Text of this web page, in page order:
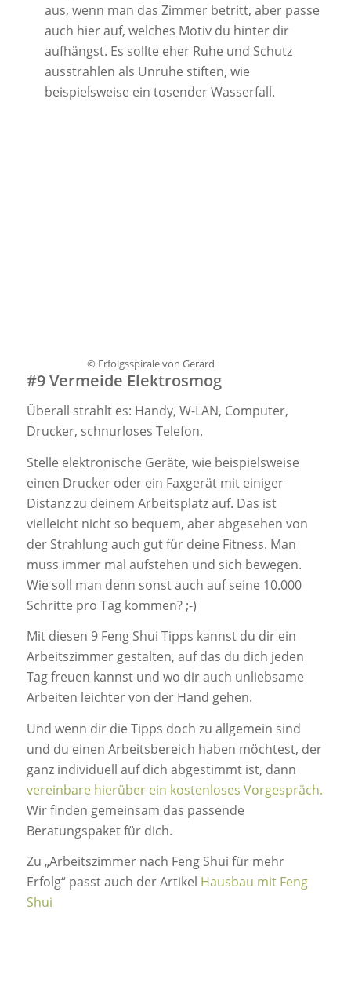
aus, wenn man das Zimmer betritt, aber passe
auch hier auf, welches Motiv du hinter dir
aufhängst. Es sollte eher Ruhe und Schutz
ausstrahlen als Unruhe stiften, wie
beispielsweise ein tosender Wasserfall.
© Erfolgsspirale von Gerard
#9 Vermeide Elektrosmog
Überall strahlt es: Handy, W-LAN, Computer,
Drucker, schnurloses Telefon.
Stelle elektronische Geräte, wie beispielsweise
einen Drucker oder ein Faxgerät mit einiger
Distanz zu deinem Arbeitsplatz auf. Das ist
vielleicht nicht so bequem, aber abgesehen von
der Strahlung auch gut für deine Fitness. Man
muss immer mal aufstehen und sich bewegen.
Wie soll man denn sonst auch auf seine 10.000
Schritte pro Tag kommen? ;-)
Mit diesen 9 Feng Shui Tipps kannst du dir ein
Arbeitszimmer gestalten, auf das du dich jeden
Tag freuen kannst und wo dir auch unliebsame
Arbeiten leichter von der Hand gehen.
Und wenn dir die Tipps doch zu allgemein sind
und du einen Arbeitsbereich haben möchtest, der
ganz individuell auf dich abgestimmt ist, dann
vereinbare hierüber ein kostenloses Vorgespräch.
Wir finden gemeinsam das passende
Beratungspaket für dich.
Zu „Arbeitszimmer nach Feng Shui für mehr
Erfolg“ passt auch der Artikel Hausbau mit Feng
Shui